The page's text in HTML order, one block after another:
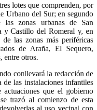
lotes que comprenden, por
Urbano del Sur; en segundo
zonas urbanas de San
y Castillo del Romeral y, en
las zonas más periféricas
de Araña, El Sequero,
entre otros.
conllevará la redacción de
las instalaciones infantiles
que el gobierno
trazó al comienzo de esta
al uso vecinal con